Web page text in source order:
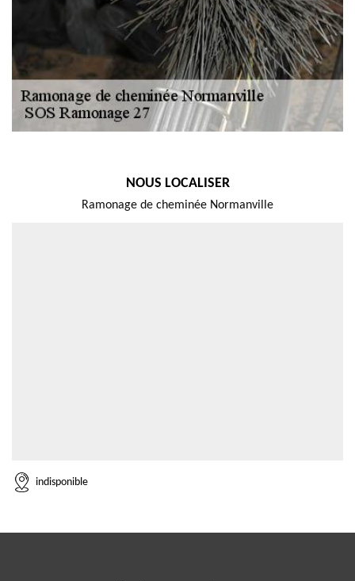
NOUS LOCALISER
Ramonage de cheminée Normanville
indisponible